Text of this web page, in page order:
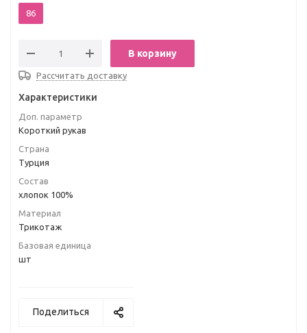
86
В корзину
Рассчитать доставку
Характеристики
Доп. параметр
Короткий рукав
Страна
Турция
Состав
хлопок 100%
Материал
Трикотаж
Базовая единица
шт
Поделиться